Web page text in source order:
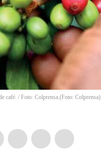
café. / Foto: Colprensa.(Foto: Colprensa)